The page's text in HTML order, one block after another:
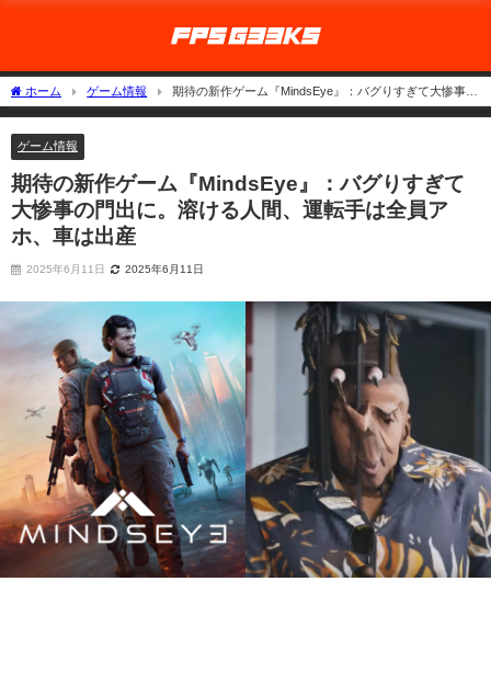
ホーム ゲーム情報
期待の新作ゲーム『MindsEye』：バグりすぎて大惨事の
門出に。溶ける人間、運転手は全員アホ、車は出産
ゲーム情報
期待の新作ゲーム『MindsEye』：バグりすぎて
大惨事の門出に。溶ける人間、運転手は全員ア
ホ、車は出産
2025年6月11日 2025年6月11日